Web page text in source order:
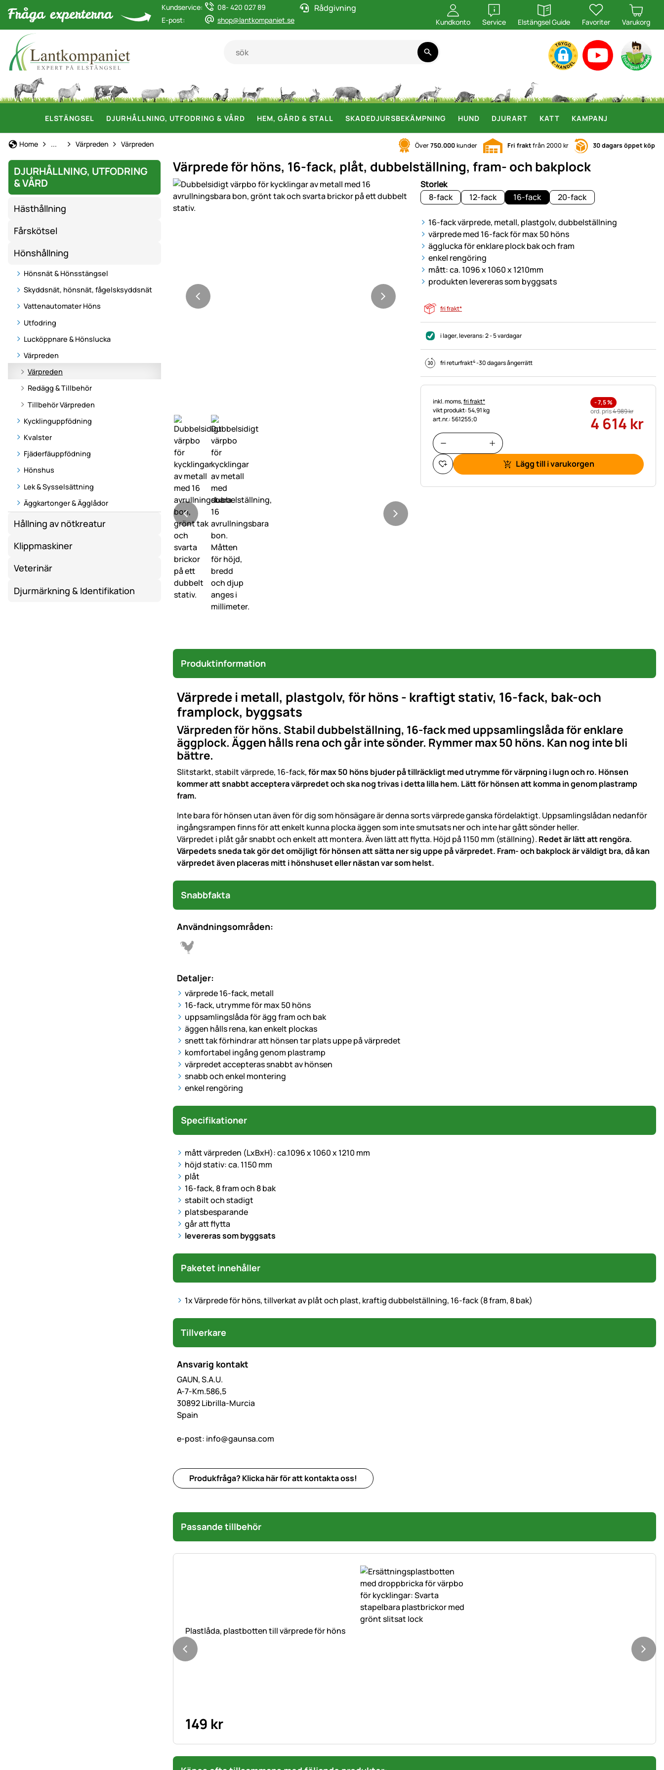
Kundservice:
08- 420 027 89
E-post:
shop@lantkompaniet.se
Rådgivning
Kundkonto Service
öppna
Elstängsel Guide
öppna
Favoriter Varukorg
ELSTÄNGSEL DJURHÅLLNING, UTFODRING & VÅRD HEM, GÅRD & STALL SKADEDJURSBEKÄMPNING HUND DJURART KATT KAMPANJ
Home Hönshållning
... Värpreden Värpreden Över750.000kunder Fri fraktfrån 2000 kr 30 dagars öppet köp
DJURHÅLLNING, UTFODRING
& VÅRD
Hästhållning
Fårskötsel
Hönshållning
Hönsnät & Hönsstängsel
Skyddsnät, hönsnät, fågelsksyddsnät
Vattenautomater Höns
Utfodring
Lucköppnare & Hönslucka
Värpreden
Värpreden
Redägg & Tillbehör
Tillbehör Värpreden
Kycklinguppfödning
Kvalster
Fjäderfäuppfödning
Hönshus
Lek & Sysselsättning
Äggkartonger & Ägglådor
Hållning av nötkreatur
Klippmaskiner
Veterinär
Djurmärkning & Identifikation
Värprede för höns, 16-fack, plåt, dubbelställning, fram- och bakplock
Produktgaleri
Storlek
8-fack
12-fack 16-fack 20-fack
16-fack värprede, metall, plastgolv, dubbelställning
värprede med 16-fack för max 50 höns
ägglucka för enklare plock bak och fram
enkel rengöring
mått: ca. 1096 x 1060 x 1210mm
produkten levereras som byggsats
fri frakt*
i lager, leverans:2 - 5 vardagar
fri returfrakt4-30 dagars ångerrätt
Skatteinformation:
inkl. moms,fri frakt*
vikt produkt: 54,91 kg
art.nr.: 561255;0
-7,5%
ord. pris4 989kr
4 614 kr
Lägg till i varukorgen
Produktinformation
Värprede i metall, plastgolv, för höns - kraftigt stativ, 16-fack, bak-och
framplock, byggsats
Värpreden för höns. Stabil dubbelställning, 16-fack med uppsamlingslåda för enklare
äggplock. Äggen hålls rena och går inte sönder. Rymmer max 50 höns. Kan nog inte bli
bättre.
Slitstarkt, stabilt värprede, 16-fack,för max 50 höns bjuder på tillräckligt med utrymme för värpning i lugn och ro. Hönsen
kommer att snabbt acceptera värpredet och ska nog trivas i detta lilla hem. Lätt för hönsen att komma in genom plastramp
fram.
Inte bara för hönsen utan även för dig som hönsägare är denna sorts värprede ganska fördelaktigt. Uppsamlingslådan nedanför
ingångsrampen finns för att enkelt kunna plocka äggen som inte smutsats ner och inte har gått sönder heller.
Värpredet i plåt går snabbt och enkelt att montera. Även lätt att flytta. Höjd på 1150 mm (ställning). Redet är lätt att rengöra.
Värpedets sneda tak gör det omöjligt för hönsen att sätta ner sig uppe på värpredet. Fram- och bakplock är väldigt bra, då kan
värpredet även placeras mitt i hönshuset eller nästan var som helst.
Snabbfakta
Användningsområden:
Detaljer:
värprede 16-fack, metall
16-fack, utrymme för max 50 höns
uppsamlingslåda för ägg fram och bak
äggen hålls rena, kan enkelt plockas
snett tak förhindrar att hönsen tar plats uppe på värpredet
komfortabel ingång genom plastramp
värpredet accepteras snabbt av hönsen
snabb och enkel montering
enkel rengöring
Specifikationer
mått värpreden (LxBxH): ca.1096 x 1060 x 1210 mm
höjd stativ: ca. 1150 mm
plåt
16-fack, 8 fram och 8 bak
stabilt och stadigt
platsbesparande
går att flytta
levereras som byggsats
Paketet innehåller
1x Värprede för höns, tillverkat av plåt och plast, kraftig dubbelställning, 16-fack (8 fram, 8 bak)
Tillverkare
Ansvarig kontakt
GAUN, S.A.U.
A-7-Km.586,5
30892 Librilla-Murcia
Spain
e-post: info@gaunsa.com
Produkfråga? Klicka här för att kontakta oss!
Passande tillbehör
Plastlåda, plastbotten till värprede för höns
149 kr